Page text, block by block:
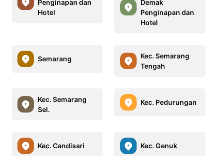
Penginapan dan
Hotel
Demak
Penginapan dan
Hotel
Semarang
Kec. Semarang
Tengah
Kec. Semarang
Sel.
Kec. Pedurungan
Kec. Candisari Kec. Genuk